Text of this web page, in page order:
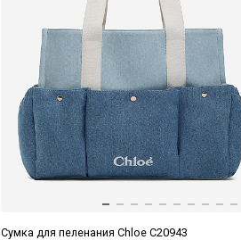
Сумка для пеленания Chloe C20943